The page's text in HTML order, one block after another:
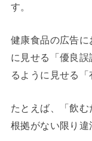
す。
健康食品の広告に
に見せる「優良
るように見せる「
たとえば、「飲む
根拠がない限り違